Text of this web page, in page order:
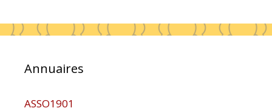
Annuaires
ASSO1901